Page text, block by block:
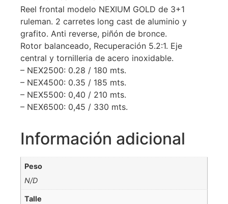
Reel frontal modelo NEXIUM GOLD de 3+1
ruleman. 2 carretes long cast de aluminio y
grafito. Anti reverse, piñón de bronce.
Rotor balanceado, Recuperación 5.2:1. Eje
central y tornilleria de acero inoxidable.
– NEX2500: 0.28 / 180 mts.
– NEX4500: 0.35 / 185 mts.
– NEX5500: 0,40 / 210 mts.
– NEX6500: 0,45 / 330 mts.
Información adicional
Peso
N/D
Talle